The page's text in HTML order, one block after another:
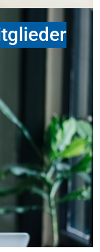
/ Tarife
Recht
Ausbildung /